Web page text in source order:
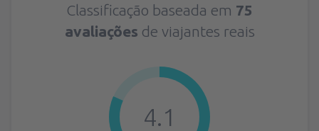
Classificação baseada em 75
avaliações de viajantes reais
4.1